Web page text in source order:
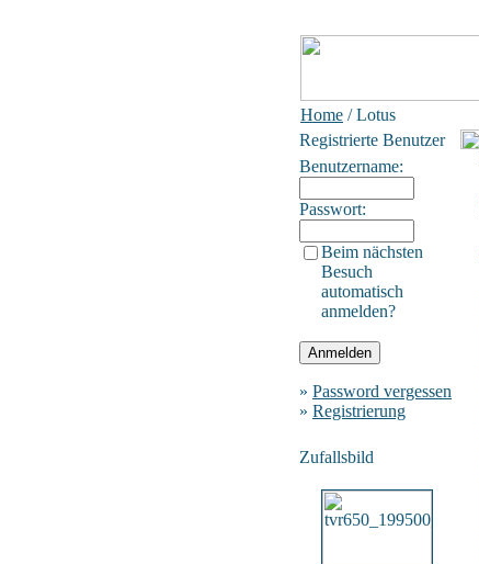
Home / Lotus
Registrierte Benutzer
Benutzername:
Passwort:
Beim nächsten
Besuch
automatisch
anmelden?
» Password vergessen
» Registrierung
Zufallsbild